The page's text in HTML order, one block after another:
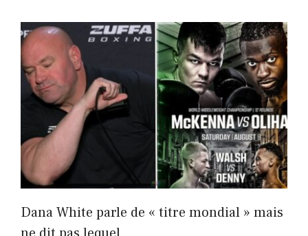
Dana White parle de « titre mondial » mais